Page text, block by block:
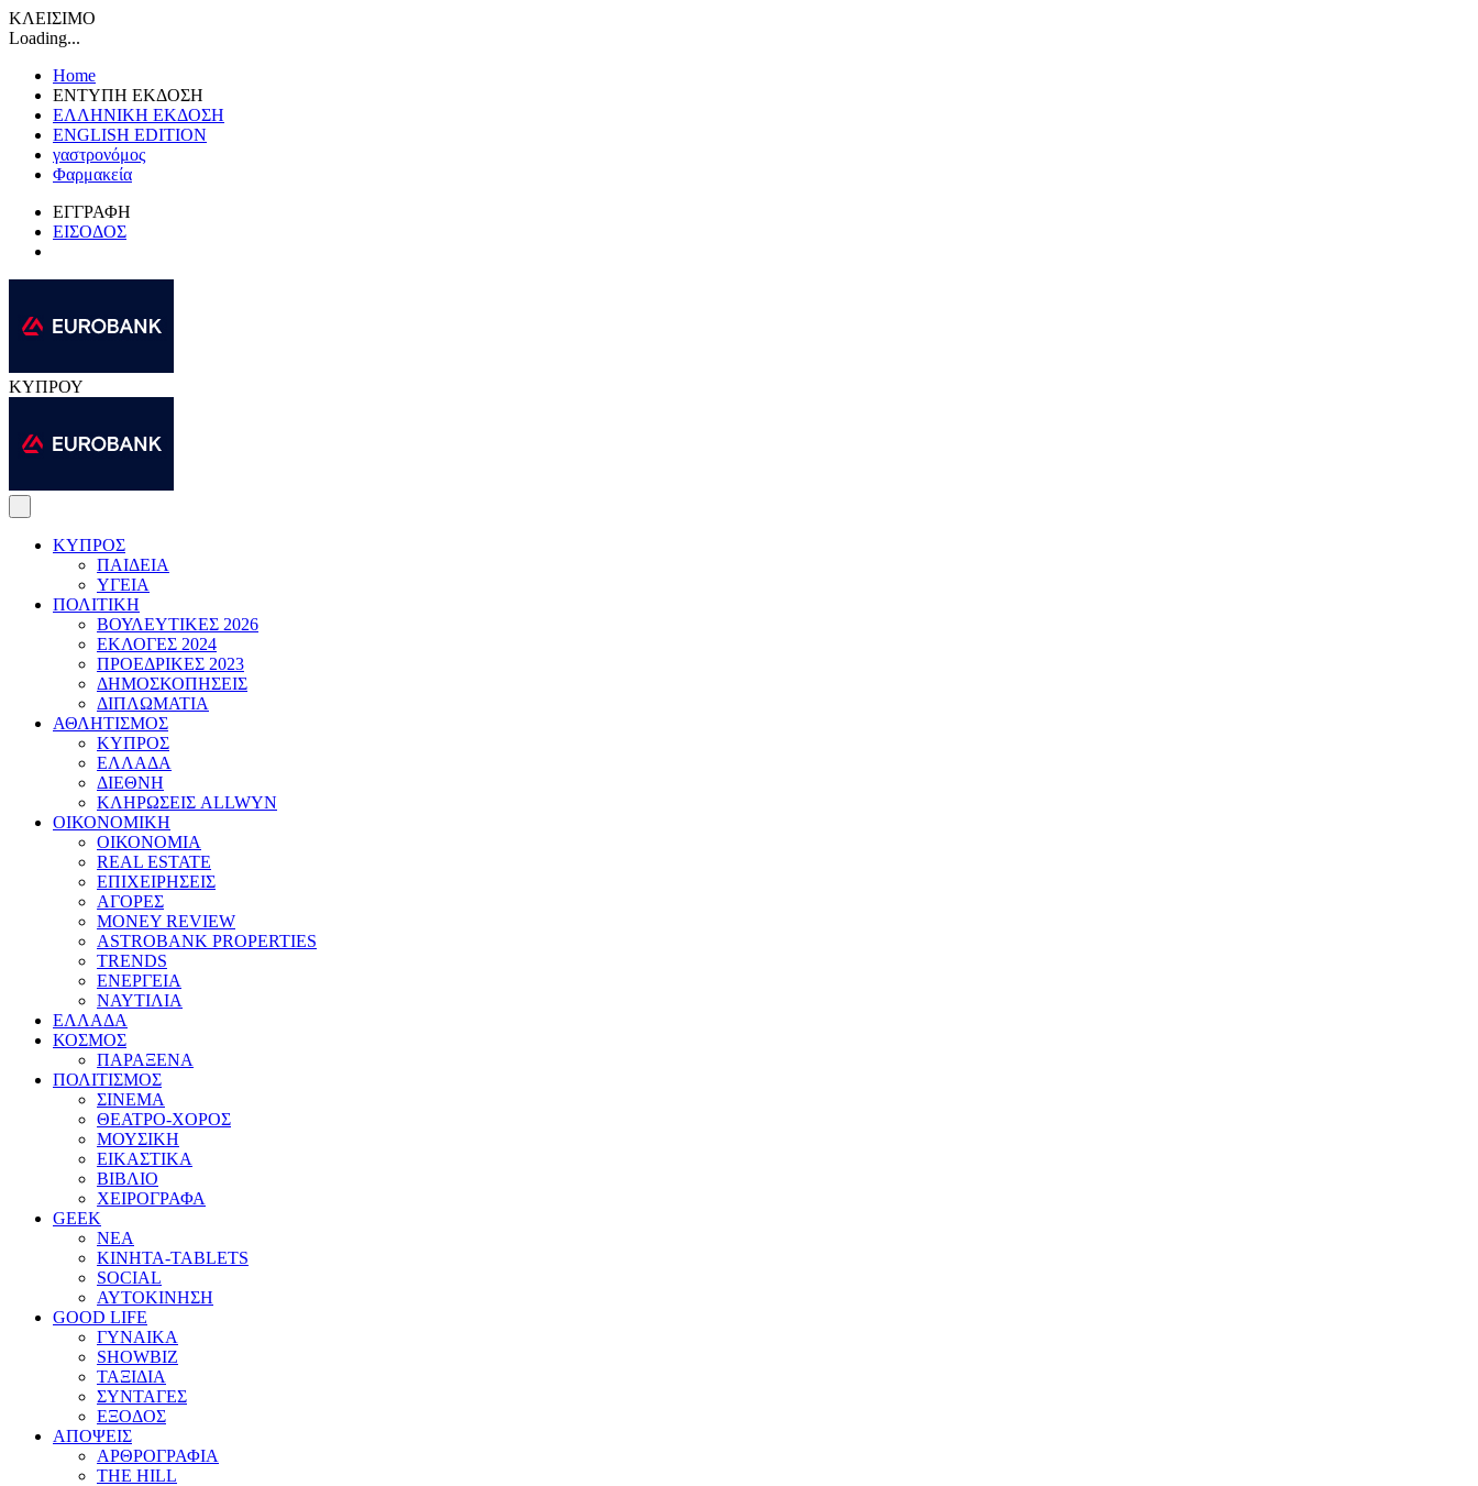
ΚΛΕΙΣΙΜΟ
Loading...
Home
ΕΝΤΥΠΗ ΕΚΔΟΣΗ
ΕΛΛΗΝΙΚΗ ΕΚΔΟΣΗ
ENGLISH EDITION
γαστρονόμος
Φαρμακεία
ΕΓΓΡΑΦΗ
ΕΙΣΟΔΟΣ
ΚΥΠΡΟΥ
ΚΥΠΡΟΣ
ΠΑΙΔΕΙΑ
ΥΓΕΙΑ
ΠΟΛΙΤΙΚΗ
ΒΟΥΛΕΥΤΙΚΕΣ 2026
ΕΚΛΟΓΕΣ 2024
ΠΡΟΕΔΡΙΚΕΣ 2023
ΔΗΜΟΣΚΟΠΗΣΕΙΣ
ΔΙΠΛΩΜΑΤΙΑ
ΑΘΛΗΤΙΣΜΟΣ
ΚΥΠΡΟΣ
ΕΛΛΑΔΑ
ΔΙΕΘΝΗ
ΚΛΗΡΩΣΕΙΣ ALLWYN
ΟΙΚΟΝΟΜΙΚΗ
ΟΙΚΟΝΟΜΙΑ
REAL ESTATE
ΕΠΙΧΕΙΡΗΣΕΙΣ
ΑΓΟΡΕΣ
MONEY REVIEW
ASTROBANK PROPERTIES
TRENDS
ΕΝΕΡΓΕΙΑ
ΝΑΥΤΙΛΙΑ
ΕΛΛΑΔΑ
ΚΟΣΜΟΣ
ΠΑΡΑΞΕΝΑ
ΠΟΛΙΤΙΣΜΟΣ
ΣΙΝΕΜΑ
ΘΕΑΤΡΟ-ΧΟΡΟΣ
ΜΟΥΣΙΚΗ
ΕΙΚΑΣΤΙΚΑ
ΒΙΒΛΙΟ
ΧΕΙΡΟΓΡΑΦΑ
GEEK
ΝΕΑ
ΚΙΝΗΤΑ-TABLETS
SOCIAL
ΑΥΤΟΚΙΝΗΣΗ
GOOD LIFE
ΓΥΝΑΙΚΑ
SHOWBIZ
ΤΑΞΙΔΙΑ
ΣΥΝΤΑΓΕΣ
ΕΞΟΔΟΣ
ΑΠΟΨΕΙΣ
ΑΡΘΡΟΓΡΑΦΙΑ
THE HILL